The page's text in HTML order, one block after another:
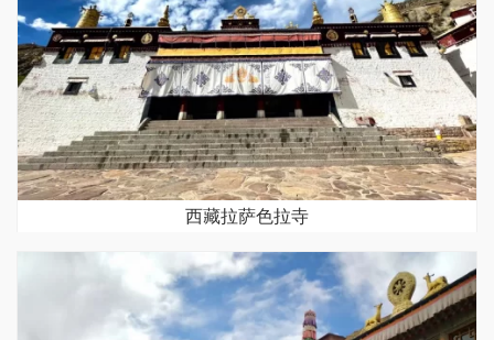
西藏拉萨色拉寺